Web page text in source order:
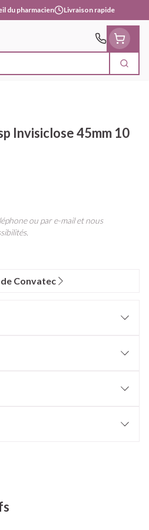
du pharmacien Livraison rapide
Invisiclose 45mm 10
ou par e-mail et nous
Convatec